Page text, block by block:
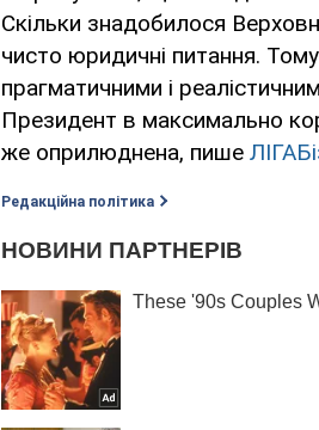
Скільки знадобилося
чисто юридичні питання.
прагматичними і
Президент в максимально
же оприлюднена, пише
Редакційна політика